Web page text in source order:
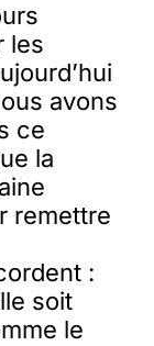
les
avons
ce
la
remettre
:
soit
le